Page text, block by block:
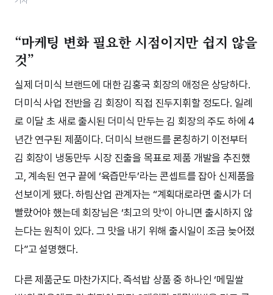
“마케팅 변화 필요한 시점이지만 쉽지 않을
것”
실제 더미식 브랜드에 대한 김홍국 회장의 애정은 상당하다.
더미식 사업 전반을 김 회장이 직접 진두지휘할 정도다. 일례
로 이달 초 새로 출시된 더미식 만두는 김 회장의 주도 하에 4
년간 연구된 제품이다. 더미식 브랜드를 론칭하기 이전부터
김 회장이 냉동만두 시장 진출을 목표로 제품 개발을 추진했
고, 계속된 연구 끝에 ‘육즙만두’라는 콘셉트를 잡아 신제품을
선보이게 됐다. 하림산업 관계자는 “계획대로라면 출시가 더
빨랐어야 했는데 회장님은 ‘최고의 맛’이 아니면 출시하지 않
는다는 원칙이 있다. 그 맛을 내기 위해 출시일이 조금 늦어졌
다”고 설명했다.
다른 제품군도 마찬가지다. 즉석밥 상품 중 하나인 ‘메밀쌀